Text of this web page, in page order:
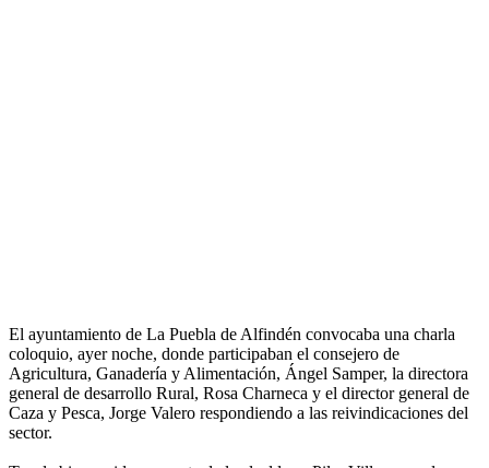
El ayuntamiento de La Puebla de Alfindén convocaba una charla
coloquio, ayer noche, donde participaban el consejero de
Agricultura, Ganadería y Alimentación, Ángel Samper, la directora
general de desarrollo Rural, Rosa Charneca y el director general de
Caza y Pesca, Jorge Valero respondiendo a las reivindicaciones del
sector.